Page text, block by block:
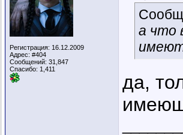
Регистрация: 16.12.2009
Адрес: #404
Сообщений: 31,847
Спасибо: 1,411
а что
имеют
да,